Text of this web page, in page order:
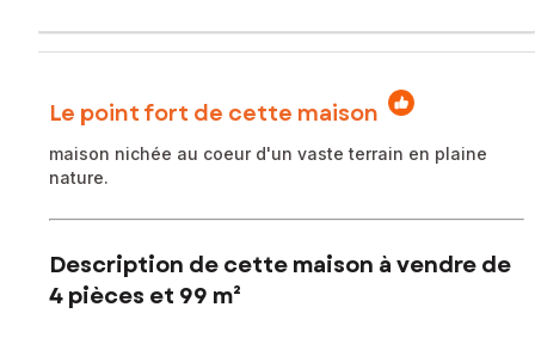
Le point fort de cette maison
maison nichée au coeur d'un vaste terrain en plaine
nature.
Description de cette maison à vendre de
4 pièces et 99 m²